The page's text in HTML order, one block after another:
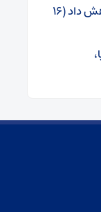
سیگنال مذاکرات قیمت طلا را کاهش داد (۱۶